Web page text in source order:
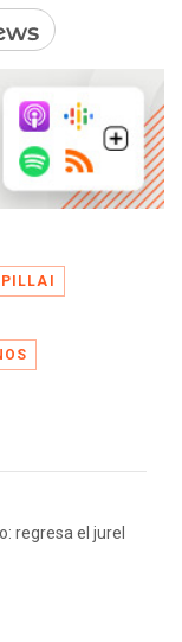
regresa el jurel